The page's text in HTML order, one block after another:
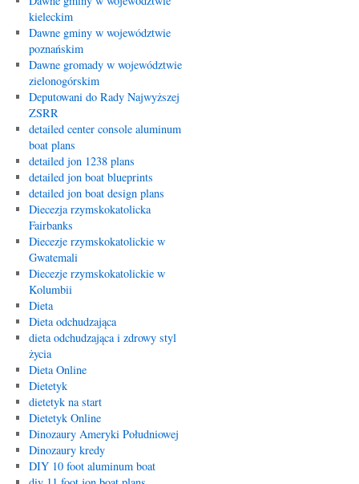
kieleckim
Dawne gminy w województwie
poznańskim
Dawne gromady w województwie
zielonogórskim
Deputowani do Rady Najwyższej
ZSRR
detailed center console aluminum
boat plans
detailed jon 1238 plans
detailed jon boat blueprints
detailed jon boat design plans
Diecezja rzymskokatolicka
Fairbanks
Diecezje rzymskokatolickie w
Gwatemali
Diecezje rzymskokatolickie w
Kolumbii
Dieta
Dieta odchudzająca
dieta odchudzająca i zdrowy styl
życia
Dieta Online
Dietetyk
dietetyk na start
Dietetyk Online
Dinozaury Ameryki Południowej
Dinozaury kredy
DIY 10 foot aluminum boat